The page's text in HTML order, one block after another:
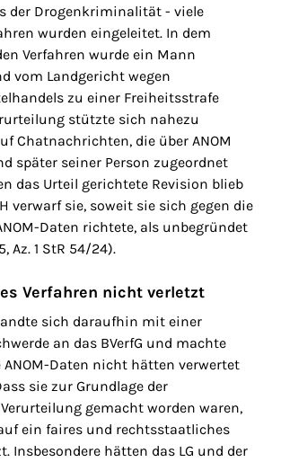
der Drogenkriminalität - viele
wurden eingeleitet. In dem
Verfahren wurde ein Mann
vom Landgericht wegen
zu einer Freiheitsstrafe
stützte sich nahezu
Chatnachrichten, die über ANOM
später seiner Person zugeordnet
das Urteil gerichtete Revision blieb
verwarf sie, soweit sie sich gegen die
Daten richtete, als unbegründet
Az. 1 StR 54/24).
Verfahren nicht verletzt
sich daraufhin mit einer
an das BVerfG und machte
ANOM-Daten nicht hätten verwertet
sie zur Grundlage der
gemacht worden waren,
ein faires und rechtsstaatliches
Insbesondere hätten das LG und der